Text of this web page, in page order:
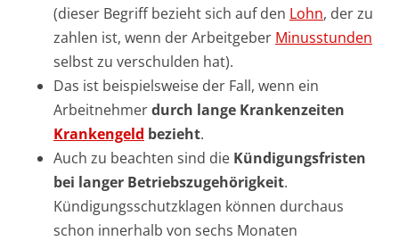
(dieser Begriff bezieht sich auf den Lohn, der zu
zahlen ist, wenn der Arbeitgeber Minusstunden
selbst zu verschulden hat).
Das ist beispielsweise der Fall, wenn ein
Arbeitnehmerdurch lange Krankenzeiten
Krankengeld bezieht.
Auch zu beachten sind die Kündigungsfristen
bei langer Betriebszugehörigkeit.
Kündigungsschutzklagen können durchaus
schon innerhalb von sechs Monaten